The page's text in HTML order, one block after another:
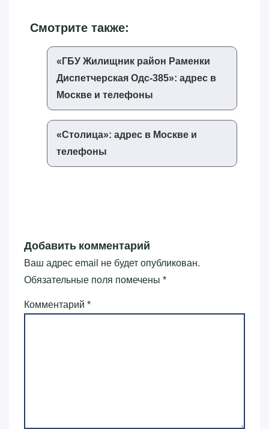
Смотрите также:
«‎ГБУ Жилищник район Раменки
Диспетчерская Одс-385»‎: адрес в
Москве и телефоны
«‎Столица»‎: адрес в Москве и
телефоны
Добавить комментарий
Ваш адрес email не будет опубликован.
Обязательные поля помечены *
Комментарий *